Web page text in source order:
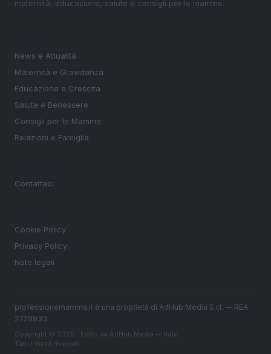
maternità, educazione, salute e consigli per le mamme.
News e Attualità
Maternità e Gravidanza
Educazione e Crescita
Salute e Benessere
Consigli per le Mamme
Relazioni e Famiglia
Contattaci
Cookie Policy
Privacy Policy
Note legali
professionemamma.it è una proprietà di AdHub Media S.r.l. — REA
2729933
Copyright © 2026 · Edito da AdHub Media — Italia
Tutti i diritti riservati